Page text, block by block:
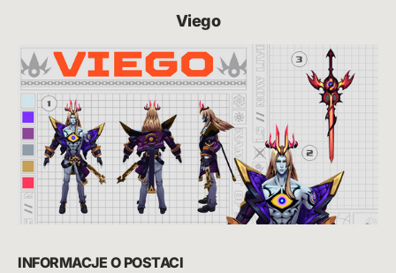
Viego
INFORMACJE O POSTACI